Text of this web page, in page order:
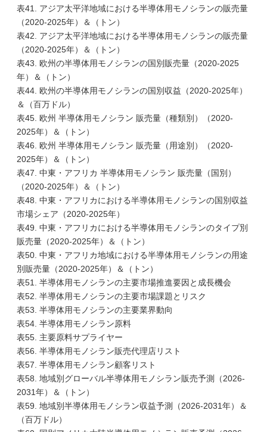
表41. アジア太平洋地域における半導体用モノシランの販売量
（2020-2025年）＆（トン）
表42. アジア太平洋地域における半導体用モノシランの販売量
（2020-2025年）＆（トン）
表43. 欧州の半導体用モノシランの国別販売量（2020-2025
年）＆（トン）
表44. 欧州の半導体用モノシランの国別収益（2020-2025年）
＆（百万ドル）
表45. 欧州 半導体用モノシラン 販売量（種類別）（2020-
2025年）＆（トン）
表46. 欧州 半導体用モノシラン 販売量（用途別）（2020-
2025年）＆（トン）
表47. 中東・アフリカ 半導体用モノシラン 販売量（国別）
（2020-2025年）＆（トン）
表48. 中東・アフリカにおける半導体用モノシランの国別収益
市場シェア（2020-2025年）
表49. 中東・アフリカにおける半導体用モノシランのタイプ別
販売量（2020-2025年）＆（トン）
表50. 中東・アフリカ地域における半導体用モノシランの用途
別販売量（2020-2025年）＆（トン）
表51. 半導体用モノシランの主要市場推進要因と成長機会
表52. 半導体用モノシランの主要市場課題とリスク
表53. 半導体用モノシランの主要業界動向
表54. 半導体用モノシラン原料
表55. 主要原料サプライヤー
表56. 半導体用モノシラン販売代理店リスト
表57. 半導体用モノシラン顧客リスト
表58. 地域別グローバル半導体用モノシラン販売予測（2026-
2031年）＆（トン）
表59. 地域別半導体用モノシラン収益予測（2026-2031年）＆
（百万ドル）